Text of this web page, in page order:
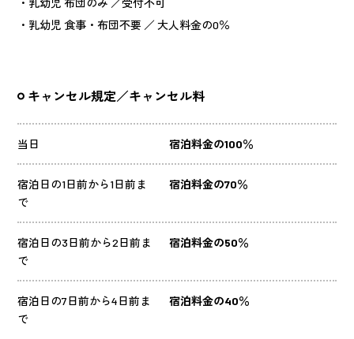
・乳幼児 食事・布団不要 ／ 大人料金の0％
キャンセル規定／キャンセル料
当日 宿泊料金の100％
宿泊日の1日前から1日前ま
で
宿泊料金の70％
宿泊日の3日前から2日前ま
で
宿泊料金の50％
宿泊日の7日前から4日前ま
で
宿泊料金の40％